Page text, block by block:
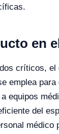
en
críticos, el
emplea
equipos
del
médico